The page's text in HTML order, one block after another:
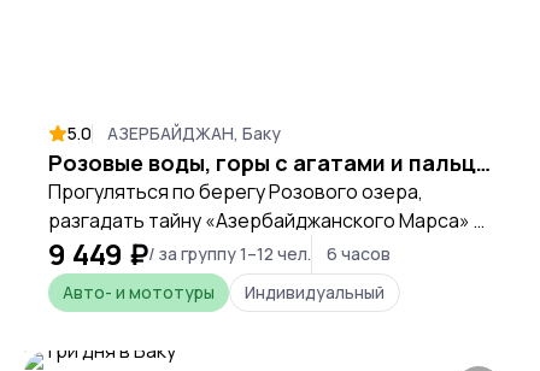
5.0 АЗЕРБАЙДЖАН, Баку
Розовые воды, горы с агатами и пальцами, вкус деликатес Каспия
Прогуляться по берегу Розового озера,
разгадать тайну «Азербайджанского Марса» и
подняться на гору Бешбармаг — за один день
вы увидите самые невероятные природные
феномены Азербайджана.
9 449 ₽/ за группу 1–12 чел.
6 часов
Авто- и мототуры
Индивидуальный